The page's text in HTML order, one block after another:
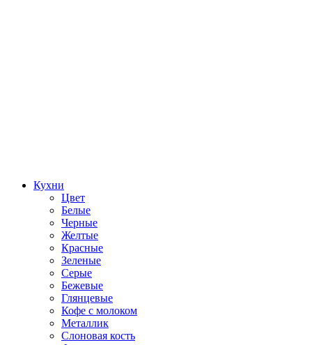
Кухни
Цвет
Белые
Черные
Желтые
Красные
Зеленые
Серые
Бежевые
Глянцевые
Кофе с молоком
Металлик
Слоновая кость